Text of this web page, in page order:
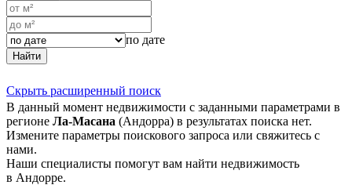
по дате
Найти
Скрыть расширенный поиск
В данный момент недвижимости с заданными параметрами в
регионе Ла-Масана (Андорра) в результатах поиска нет.
Измените параметры поискового запроса или свяжитесь с
нами.
Наши специалисты помогут вам найти недвижимость
в Андорре.